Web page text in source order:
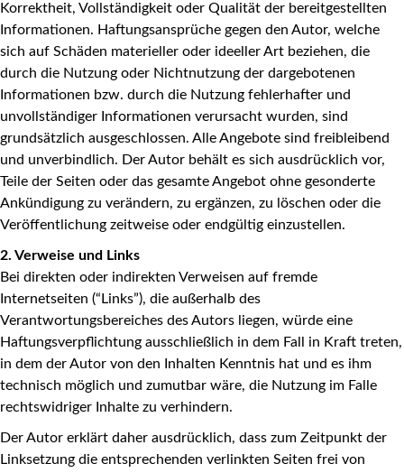
Korrektheit, Vollständigkeit oder Qualität der bereitgestellten
Informationen. Haftungsansprüche gegen den Autor, welche
sich auf Schäden materieller oder ideeller Art beziehen, die
durch die Nutzung oder Nichtnutzung der dargebotenen
Informationen bzw. durch die Nutzung fehlerhafter und
unvollständiger Informationen verursacht wurden, sind
grundsätzlich ausgeschlossen. Alle Angebote sind freibleibend
und unverbindlich. Der Autor behält es sich ausdrücklich vor,
Teile der Seiten oder das gesamte Angebot ohne gesonderte
Ankündigung zu verändern, zu ergänzen, zu löschen oder die
Veröffentlichung zeitweise oder endgültig einzustellen.
2. Verweise und Links
Bei direkten oder indirekten Verweisen auf fremde
Internetseiten (“Links”), die außerhalb des
Verantwortungsbereiches des Autors liegen, würde eine
Haftungsverpflichtung ausschließlich in dem Fall in Kraft treten,
in dem der Autor von den Inhalten Kenntnis hat und es ihm
technisch möglich und zumutbar wäre, die Nutzung im Falle
rechtswidriger Inhalte zu verhindern.
Der Autor erklärt daher ausdrücklich, dass zum Zeitpunkt der
Linksetzung die entsprechenden verlinkten Seiten frei von